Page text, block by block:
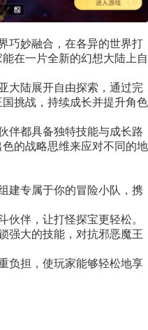
巧妙融合，在各异的世界打
在一片全新的幻想大陆上自
大陆展开自由探索，通过完
挑战，持续成长并提升角色
伴都具备独特技能与成长路
的战略思维来应对不同的地
建专属于你的冒险小队，携
伙伴，让打怪探宝更轻松。
强大的技能，对抗邪恶魔王
负担，使玩家能够轻松地享